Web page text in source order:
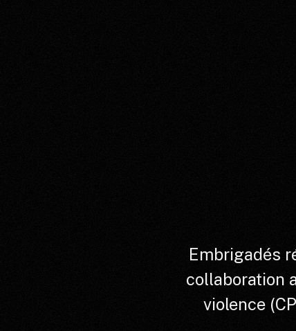
Embrigadés
collaboration
violence